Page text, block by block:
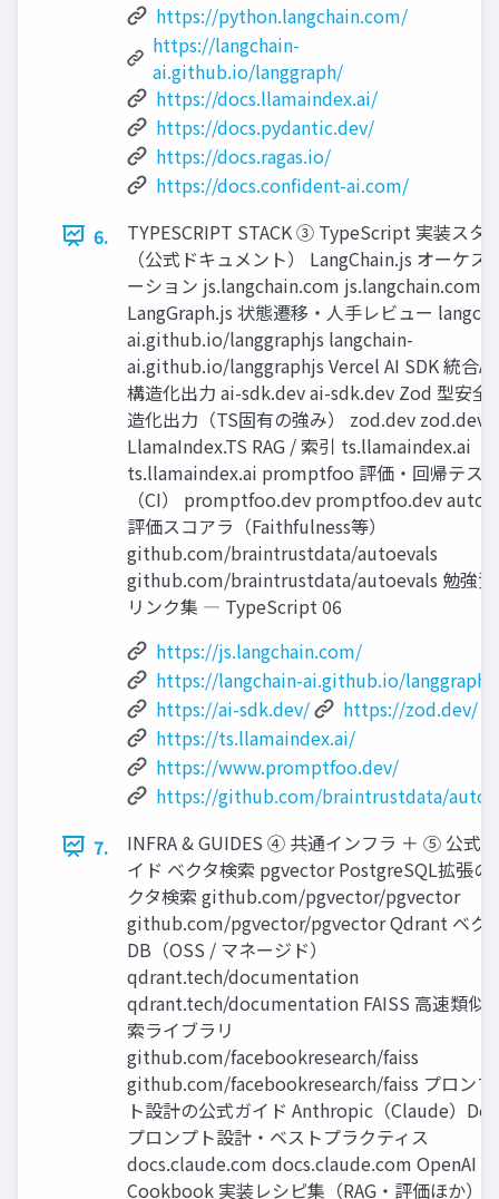
https://python.langchain.com/
https://langchain-
ai.github.io/langgraph/
https://docs.llamaindex.ai/
https://docs.pydantic.dev/
https://docs.ragas.io/
https://docs.confident-ai.com/
6.
TYPESCRIPT STACK ③ TypeScript 実装スタ
（公式ドキュメント） LangChain.js オーケス
ーション js.langchain.com js.langchain.com
LangGraph.js 状態遷移・人手レビュー
ai.github.io/langgraphjs langchain-
ai.github.io/langgraphjs Vercel AI SDK 統合
構造化出力 ai-sdk.dev ai-sdk.dev Zod 型安全
造化出力（TS固有の強み） zod.dev zod.dev
LlamaIndex.TS RAG / 索引 ts.llamaindex.ai
ts.llamaindex.ai promptfoo 評価・回帰テス
（CI） promptfoo.dev promptfoo.dev
評価スコアラ（Faithfulness等）
github.com/braintrustdata/autoevals
github.com/braintrustdata/autoevals 勉強資
リンク集 ― TypeScript 06
https://js.langchain.com/
https://langchain-ai.github.io/
https://ai-sdk.dev/
https://zod.dev/
https://ts.llamaindex.ai/
https://www.promptfoo.dev/
https://github.com/braintrustdata/
7.
INFRA & GUIDES ④ 共通インフラ ＋ ⑤ 公式ガ
イド ベクタ検索 pgvector PostgreSQL拡張の
クタ検索 github.com/pgvector/pgvector
github.com/pgvector/pgvector Qdrant ベク
DB（OSS / マネージド）
qdrant.tech/documentation
qdrant.tech/documentation FAISS 高速類似
索ライブラリ
github.com/facebookresearch/faiss
github.com/facebookresearch/faiss プロンプ
ト設計の公式ガイド Anthropic（Claude）
プロンプト設計・ベストプラクティス
docs.claude.com docs.claude.com OpenAI
Cookbook 実装レシピ集（RAG・評価ほか）